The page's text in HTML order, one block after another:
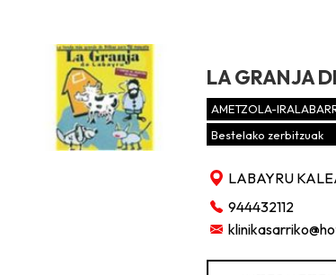
LA GRANJA
AMETZOLA-
Bestelako zerbitzuak
LABAYRU
944432112